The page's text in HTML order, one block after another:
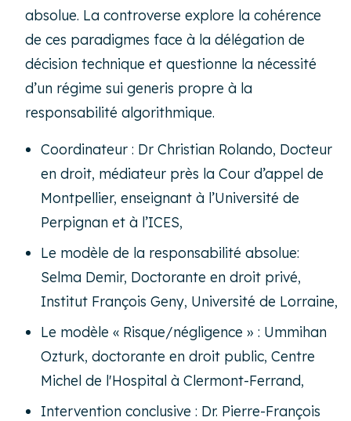
absolue. La controverse explore la cohérence
de ces paradigmes face à la délégation de
décision technique et questionne la nécessité
d’un régime sui generis propre à la
responsabilité algorithmique.
Coordinateur : Dr Christian Rolando, Docteur
en droit, médiateur près la Cour d’appel de
Montpellier, enseignant à l’Université de
Perpignan et à l’ICES,
Le modèle de la responsabilité absolue:
Selma Demir, Doctorante en droit privé,
Institut François Geny, Université de Lorraine,
Le modèle « Risque/négligence » : Ummihan
Ozturk, doctorante en droit public, Centre
Michel de l'Hospital à Clermont-Ferrand,
Intervention conclusive : Dr. Pierre-François